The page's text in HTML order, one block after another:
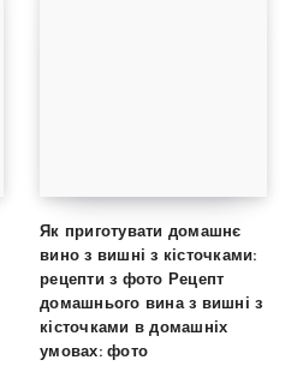
Як приготувати домашнє
вино з вишні з кісточками:
рецепти з фото Рецепт
домашнього вина з вишні з
кісточками в домашніх
умовах: фото